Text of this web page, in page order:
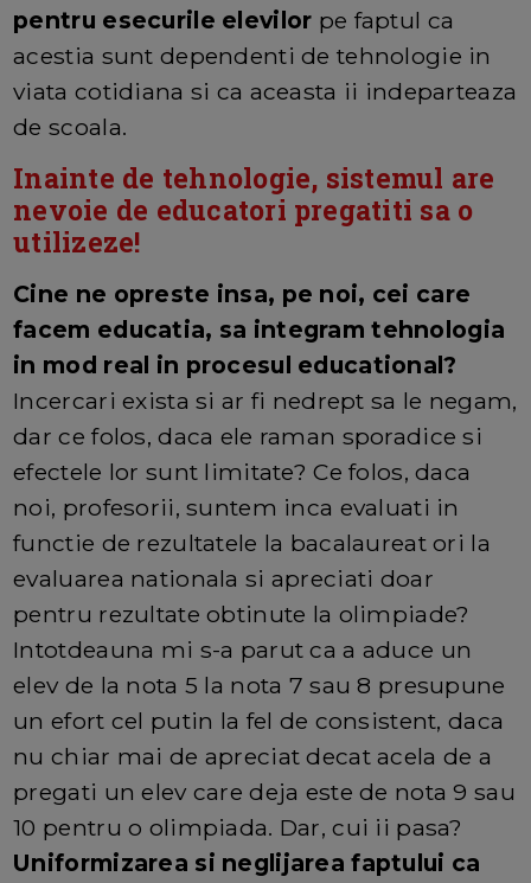
pentru esecurile elevilor pe faptul ca
acestia sunt dependenti de tehnologie in
viata cotidiana si ca aceasta ii indeparteaza
de scoala.
Inainte de tehnologie, sistemul are
nevoie de educatori pregatiti sa o
utilizeze!
Cine ne opreste insa, pe noi, cei care
facem educatia, sa integram tehnologia
in mod real in procesul educational?
Incercari exista si ar fi nedrept sa le negam,
dar ce folos, daca ele raman sporadice si
efectele lor sunt limitate? Ce folos, daca
noi, profesorii, suntem inca evaluati in
functie de rezultatele la bacalaureat ori la
evaluarea nationala si apreciati doar
pentru rezultate obtinute la olimpiade?
Intotdeauna mi s-a parut ca a aduce un
elev de la nota 5 la nota 7 sau 8 presupune
un efort cel putin la fel de consistent, daca
nu chiar mai de apreciat decat acela de a
pregati un elev care deja este de nota 9 sau
10 pentru o olimpiada. Dar, cui ii pasa?
Uniformizarea si neglijarea faptului ca